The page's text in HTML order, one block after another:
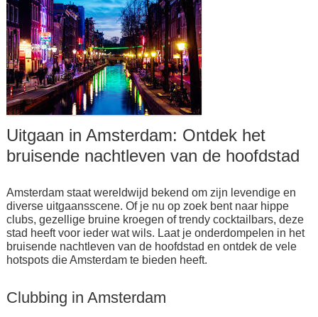
Uitgaan in Amsterdam: Ontdek het
bruisende nachtleven van de hoofdstad
Amsterdam staat wereldwijd bekend om zijn levendige en
diverse uitgaansscene. Of je nu op zoek bent naar hippe
clubs, gezellige bruine kroegen of trendy cocktailbars, deze
stad heeft voor ieder wat wils. Laat je onderdompelen in het
bruisende nachtleven van de hoofdstad en ontdek de vele
hotspots die Amsterdam te bieden heeft.
Clubbing in Amsterdam